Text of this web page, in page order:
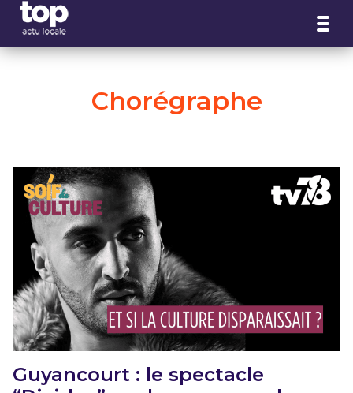
Chorégraphe
Guyancourt : le spectacle
Panneau de gestion des cookies